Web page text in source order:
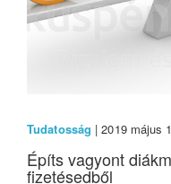
Tudatosság | 2019 május
Építs vagyont
fizetésedből